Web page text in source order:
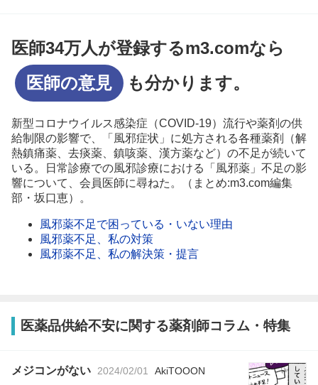
医師34万人が登録するm3.comなら
医師の意見
も分かります。
新型コロナウイルス感染症（COVID-19）流行や薬剤の供
給制限の影響で、「風邪症状」に処方される各種薬剤（解
熱鎮痛薬、去痰薬、鎮咳薬、漢方薬など）の不足が続いて
いる。日常診療での風邪診療における「風邪薬」不足の影
響について、会員医師に尋ねた。（まとめ:m3.com編集
部・坂口恵）。
風邪薬不足で困っている・いない理由
風邪薬不足、私の対策
風邪薬不足、私の解決策・提言
医薬品供給不安に関する薬剤師コラム・特集
メジコンがない 2024/02/01 AkiTOOON